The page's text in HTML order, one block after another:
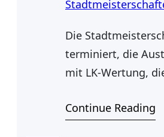
Die
terminiert, die
mit LK-Wertung,
Anmeldung läuft
Continue Reading